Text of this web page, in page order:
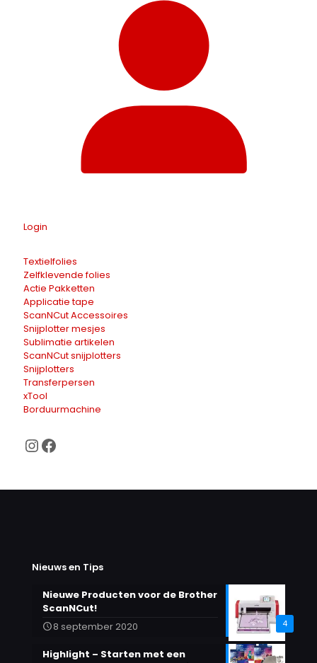
Login
Textielfolies
Zelfklevende folies
Actie Pakketten
Applicatie tape
ScanNCut Accessoires
Snijplotter mesjes
Sublimatie artikelen
ScanNCut snijplotters
Snijplotters
Transferpersen
xTool
Borduurmachine
Instagram
Facebook
Nieuws en Tips
4
Nieuwe Producten voor de Brother
ScanNCut!
8 september 2020
Highlight – Starten met een